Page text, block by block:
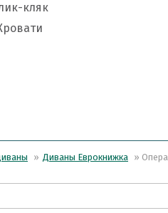
кляк
» Диваны Еврокнижка » Опера